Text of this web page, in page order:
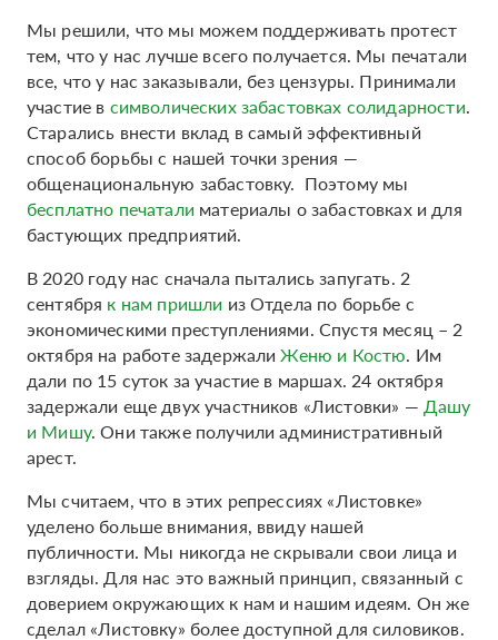
Мы решили, что мы можем поддерживать протест
тем, что у нас лучше всего получается. Мы печатали
все, что у нас заказывали, без цензуры. Принимали
участие в символических забастовках солидарности.
Старались внести вклад в самый эффективный
способ борьбы с нашей точки зрения —
общенациональную забастовку. Поэтому мы
бесплатно печатали материалы о забастовках и для
бастующих предприятий.
В 2020 году нас сначала пытались запугать. 2
сентября к нам пришли из Отдела по борьбе с
экономическими преступлениями. Спустя месяц – 2
октября на работе задержалиЖеню и Костю. Им
дали по 15 суток за участие в маршах. 24 октября
задержали еще двух участников «Листовки» — Дашу
и Мишу. Они также получили административный
арест.
Мы считаем, что в этих репрессиях «Листовке»
уделено больше внимания, ввиду нашей
публичности. Мы никогда не скрывали свои лица и
взгляды. Для нас это важный принцип, связанный с
доверием окружающих к нам и нашим идеям. Он же
сделал «Листовку» более доступной для силовиков.